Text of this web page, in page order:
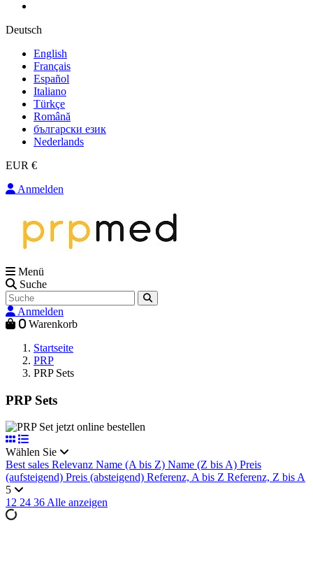
Deutsch
English
Français
Español
Italiano
Türkçe
Română
български език
Nederlands
EUR €
Anmelden
Menü
Suche
Anmelden
0 Warenkorb
Startseite
PRP
PRP Sets
PRP Sets
Wählen Sie
Best sales Relevanz Name (A bis Z) Name (Z bis A) Preis
(aufsteigend) Preis (absteigend) Referenz, A bis Z Referenz, Z bis A
5
12 24 36Alle anzeigen